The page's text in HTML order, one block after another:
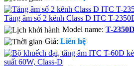
Tăng âm số 2 kênh Class D ITC T-
Model name: T-
Giá: Liên hệ